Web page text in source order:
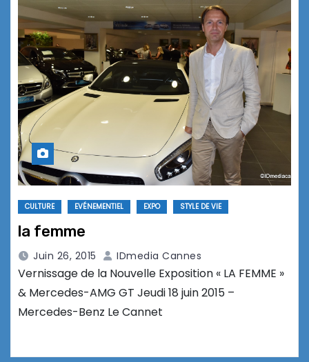
CULTURE EVÉNEMENTIEL EXPO STYLE DE VIE
la femme
Juin 26, 2015 IDmedia Cannes
Vernissage de la Nouvelle Exposition « LA FEMME »
& Mercedes-AMG GT Jeudi 18 juin 2015 –
Mercedes-Benz Le Cannet